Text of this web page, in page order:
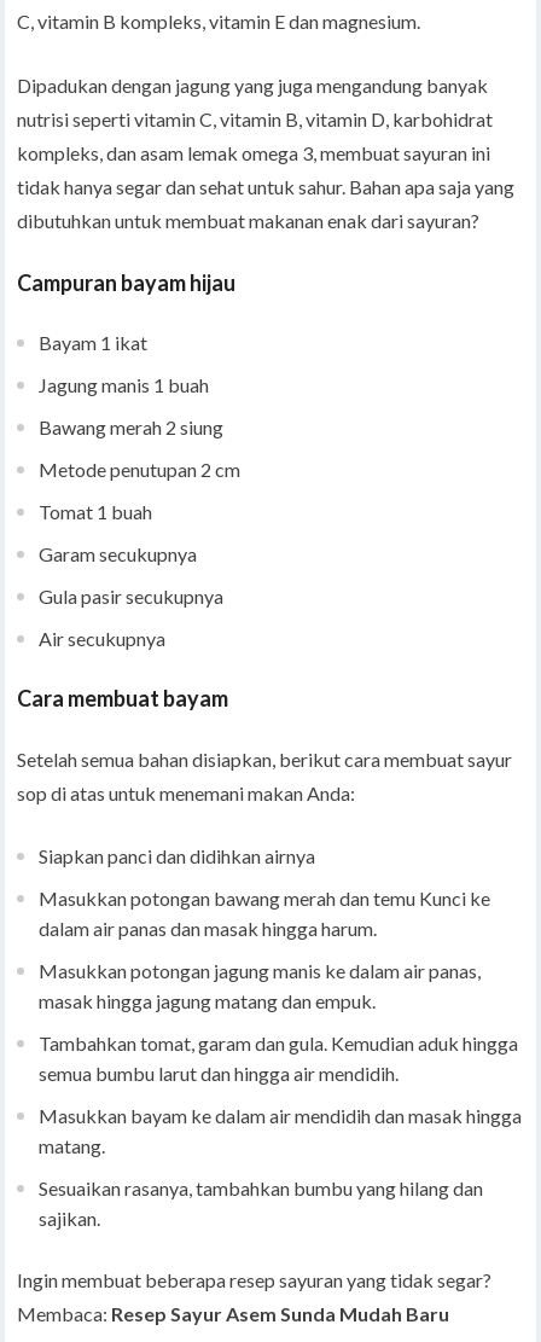
C, vitamin B kompleks, vitamin E dan magnesium.
Dipadukan dengan jagung yang juga mengandung banyak
nutrisi seperti vitamin C, vitamin B, vitamin D, karbohidrat
kompleks, dan asam lemak omega 3, membuat sayuran ini
tidak hanya segar dan sehat untuk sahur. Bahan apa saja yang
dibutuhkan untuk membuat makanan enak dari sayuran?
Campuran bayam hijau
Bayam 1 ikat
Jagung manis 1 buah
Bawang merah 2 siung
Metode penutupan 2 cm
Tomat 1 buah
Garam secukupnya
Gula pasir secukupnya
Air secukupnya
Cara membuat bayam
Setelah semua bahan disiapkan, berikut cara membuat sayur
sop di atas untuk menemani makan Anda:
Siapkan panci dan didihkan airnya
Masukkan potongan bawang merah dan temu Kunci ke
dalam air panas dan masak hingga harum.
Masukkan potongan jagung manis ke dalam air panas,
masak hingga jagung matang dan empuk.
Tambahkan tomat, garam dan gula. Kemudian aduk hingga
semua bumbu larut dan hingga air mendidih.
Masukkan bayam ke dalam air mendidih dan masak hingga
matang.
Sesuaikan rasanya, tambahkan bumbu yang hilang dan
sajikan.
Ingin membuat beberapa resep sayuran yang tidak segar?
Membaca: Resep Sayur Asem Sunda Mudah Baru